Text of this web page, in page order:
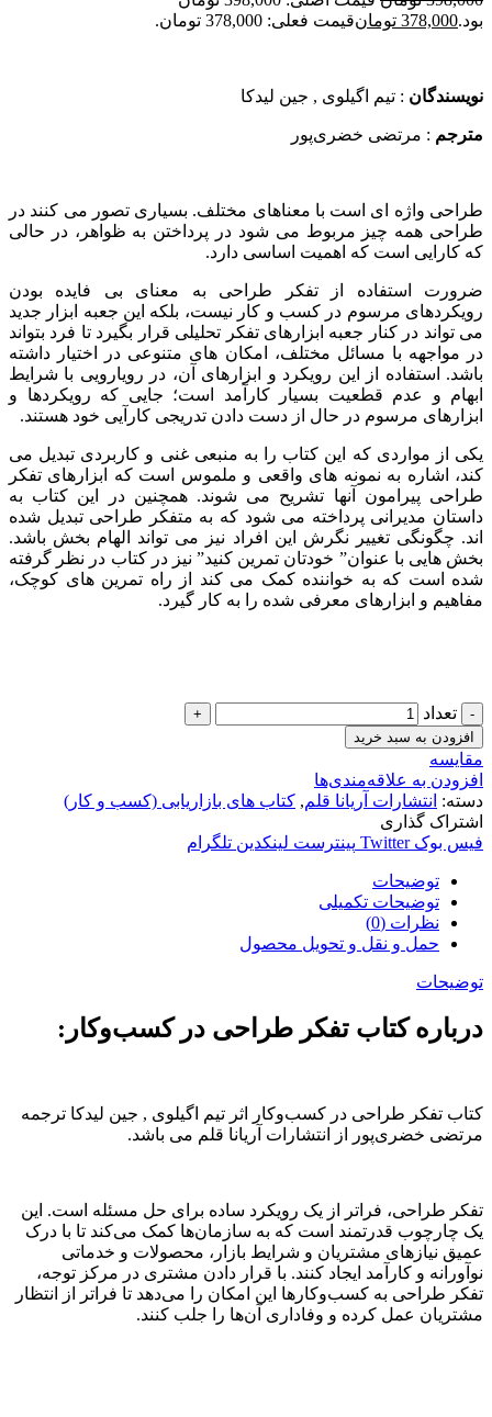
بود.378,000 تومانقیمت فعلی: 378,000 تومان.
نویسندگان : تیم اگیلوی , جین لیدکا
مترجم : مرتضی خضری‌پور
طراحی واژه ای است با معناهای مختلف. بسیاری تصور می کنند در
طراحی همه چیز مربوط می شود در پرداختن به ظواهر، در حالی
که کارایی است که اهمیت اساسی دارد.
ضرورت استفاده از تفکر طراحی به معنای بی فایده بودن
رویکردهای مرسوم در کسب و کار نیست، بلکه این جعبه ابزار جدید
می تواند در کنار جعبه ابزارهای تفکر تحلیلی قرار بگیرد تا فرد بتواند
در مواجهه با مسائل مختلف، امکان های متنوعی در اختیار داشته
باشد. استفاده از این رویکرد و ابزارهای آن، در رویارویی با شرایط
ابهام و عدم قطعیت بسیار کارآمد است؛ جایی که رویکردها و
ابزارهای مرسوم در حال از دست دادن تدریجی کارآیی خود هستند.
یکی از مواردی که این کتاب را به منبعی غنی و کاربردی تبدیل می
کند، اشاره به نمونه های واقعی و ملموس است که ابزارهای تفکر
طراحی پیرامون آنها تشریح می شوند. همچنین در این کتاب به
داستان مدیرانی پرداخته می شود که به متفکر طراحی تبدیل شده
اند. چگونگی تغییر نگرش این افراد نیز می تواند الهام بخش باشد.
بخش هایی با عنوان” خودتان تمرین کنید” نیز در کتاب در نظر گرفته
شده است که به خواننده کمک می کند از راه تمرین های کوچک،
مفاهیم و ابزارهای معرفی شده را به کار گیرد.
تعداد
افزودن به سبد خرید
مقایسه
افزودن به علاقه‌مندی‌ها
دسته: انتشارات آریانا قلم, کتاب های بازاریابی (کسب و کار)
اشتراک گذاری
فیس بوک Twitter پینترست لینکدین تلگرام
توضیحات
توضیحات تکمیلی
نظرات (0)
حمل و نقل و تحویل محصول
توضیحات
درباره کتاب تفکر طراحی در کسب‌وکار:
کتاب تفکر طراحی در کسب‌وکار اثر تیم اگیلوی , جین لیدکا ترجمه
مرتضی خضری‌پور از انتشارات آریانا قلم می باشد.
تفکر طراحی، فراتر از یک رویکرد ساده برای حل مسئله است. این
یک چارچوب قدرتمند است که به سازمان‌ها کمک می‌کند تا با درک
عمیق نیازهای مشتریان و شرایط بازار، محصولات و خدماتی
نوآورانه و کارآمد ایجاد کنند. با قرار دادن مشتری در مرکز توجه،
تفکر طراحی به کسب‌وکارها این امکان را می‌دهد تا فراتر از انتظار
مشتریان عمل کرده و وفاداری آن‌ها را جلب کنند.